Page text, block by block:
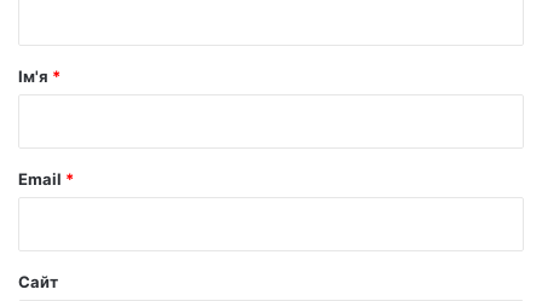
рІм'я *
Email *
Сайт